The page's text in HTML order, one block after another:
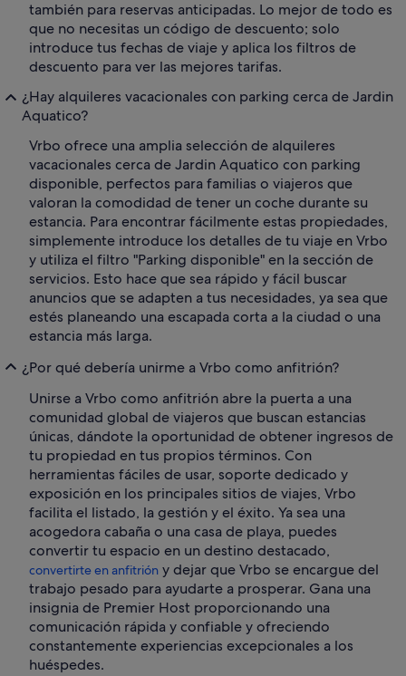
también para reservas anticipadas. Lo mejor de todo es
que no necesitas un código de descuento; solo
introduce tus fechas de viaje y aplica los filtros de
descuento para ver las mejores tarifas.
¿Hay alquileres vacacionales con parking cerca de Jardin
Aquatico?
Vrbo ofrece una amplia selección de alquileres
vacacionales cerca de Jardin Aquatico con parking
disponible, perfectos para familias o viajeros que
valoran la comodidad de tener un coche durante su
estancia. Para encontrar fácilmente estas propiedades,
simplemente introduce los detalles de tu viaje en Vrbo
y utiliza el filtro "Parking disponible" en la sección de
servicios. Esto hace que sea rápido y fácil buscar
anuncios que se adapten a tus necesidades, ya sea que
estés planeando una escapada corta a la ciudad o una
estancia más larga.
¿Por qué debería unirme a Vrbo como anfitrión?
Unirse a Vrbo como anfitrión abre la puerta a una
comunidad global de viajeros que buscan estancias
únicas, dándote la oportunidad de obtener ingresos de
tu propiedad en tus propios términos. Con
herramientas fáciles de usar, soporte dedicado y
exposición en los principales sitios de viajes, Vrbo
facilita el listado, la gestión y el éxito. Ya sea una
acogedora cabaña o una casa de playa, puedes
convertir tu espacio en un destino destacado,
convertirte en anfitrión y dejar que Vrbo se encargue del
trabajo pesado para ayudarte a prosperar. Gana una
insignia de Premier Host proporcionando una
comunicación rápida y confiable y ofreciendo
constantemente experiencias excepcionales a los
huéspedes.